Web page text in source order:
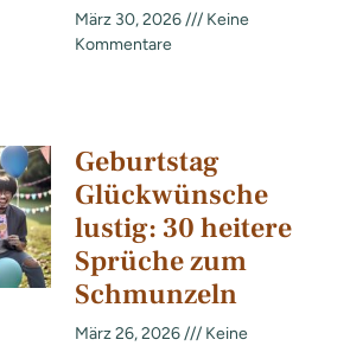
März 30, 2026
Keine
Kommentare
Geburtstag
Glückwünsche
lustig: 30 heitere
Sprüche zum
Schmunzeln
März 26, 2026
Keine